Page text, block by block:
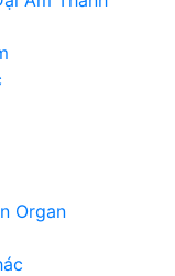
Organ